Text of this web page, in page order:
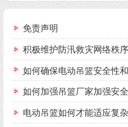
免责声明
积极维护防汛救灾网络秩
如何确保电动吊篮安全性
如何加强吊篮厂家加强安
电动吊篮如何才能适应复